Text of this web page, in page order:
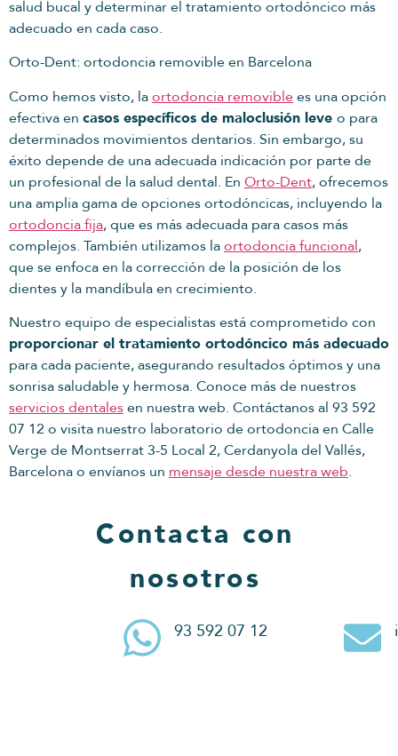
salud bucal y determinar el tratamiento ortodóncico más
adecuado en cada caso.
Orto-Dent: ortodoncia removible en Barcelona
Como hemos visto, laortodoncia removiblees una opción
efectiva en casos específicos de maloclusión leve o para
determinados movimientos dentarios. Sin embargo, su
éxito depende de una adecuada indicación por parte de
un profesional de la salud dental. En Orto-Dent, ofrecemos
una amplia gama de opciones ortodóncicas, incluyendo la
ortodoncia fija, que es más adecuada para casos más
complejos. También utilizamos laortodoncia funcional,
que se enfoca en la corrección de la posición de los
dientes y la mandíbula en crecimiento.
Nuestro equipo de especialistas está comprometido con
proporcionar el tratamiento ortodóncico más adecuado
para cada paciente, asegurando resultados óptimos y una
sonrisa saludable y hermosa. Conoce más de nuestros
servicios dentalesen nuestra web. Contáctanos al 93 592
07 12 o visita nuestro laboratorio de ortodoncia en Calle
Verge de Montserrat 3-5 Local 2, Cerdanyola del Vallés,
Barcelona o envíanos un mensaje desde nuestra web.
Contacta con
nosotros
93 592 07 12